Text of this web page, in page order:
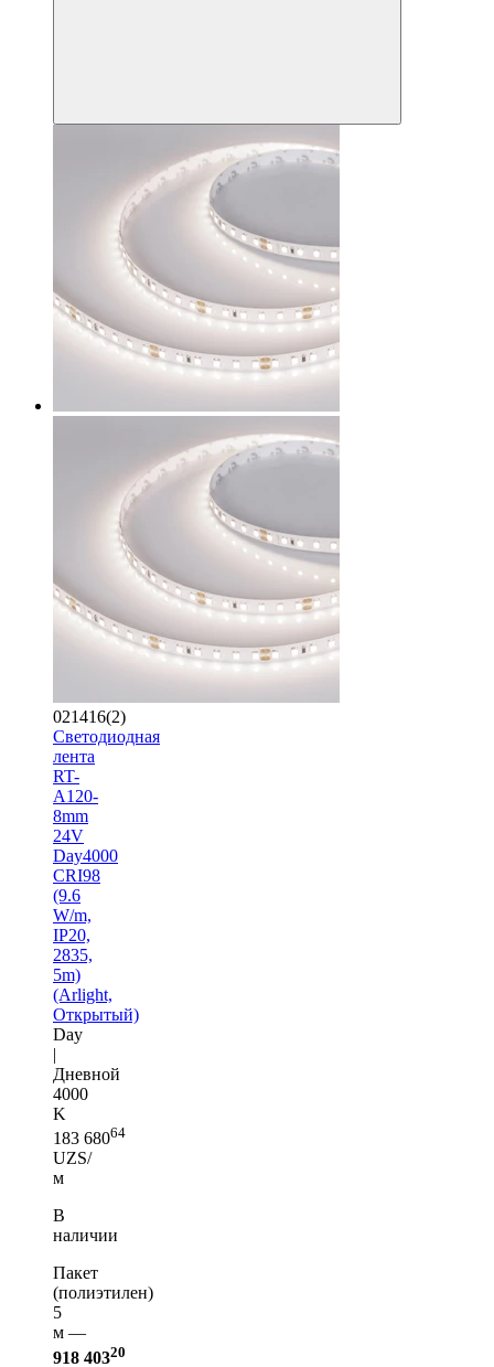
021416(2)
Светодиодная
лента
RT-
A120-
8mm
24V
Day4000
CRI98
(9.6
W/m,
IP20,
2835,
5m)
(Arlight,
Открытый)
Day
|
Дневной
4000
K
183 68064
UZS/
м
В
наличии
Пакет
(полиэтилен)
5
м —
918 40320